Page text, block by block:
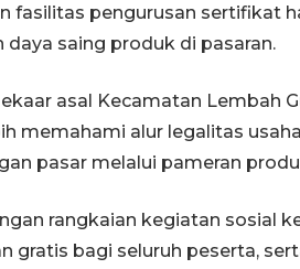
fasilitas pengurusan sertifikat
saing produk di pasaran.
asal Kecamatan Lembah
memahami alur legalitas
pasar melalui pameran
rangkaian kegiatan sosial
gratis bagi seluruh peserta,